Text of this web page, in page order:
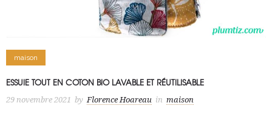
maison
ESSUIE TOUT EN COTON BIO LAVABLE ET RÉUTILISABLE
29 novembre 2021 by Florence Hoareau in maison